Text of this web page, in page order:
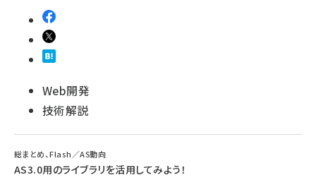
Web開発
技術解説
総まとめ、Flash／AS動向
AS3.0用のライブラリを活用してみよう！